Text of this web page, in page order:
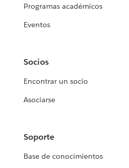
Programas académicos
Eventos
Socios
Encontrar un socio
Asociarse
Soporte
Base de conocimientos